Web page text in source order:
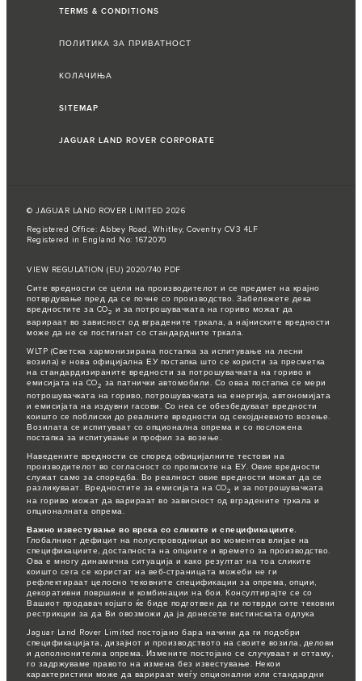
TERMS & CONDITIONS
ПОЛИТИКА ЗА ПРИВАТНОСТ
КОЛАЧИЊА
SITEMAP
JAGUAR LAND ROVER CORPORATE
© JAGUAR LAND ROVER LIMITED 2026
Registered Office: Abbey Road, Whitley, Coventry CV3 4LF
Registered in England No: 1672070
VIEW REGULATION (EU) 2020/740 PDF
Сите вредности се цели на производителот и се предмет на крајно
потврдување пред да се почне со производство. Забележете дека
вредностите за CO2 и за потрошувачката на гориво можат да
варираат во зависност од вградените тркала, а најниските вредности
може да не се постигнат со стандардните тркала.
WLTP (Светска хармонизирана постапка за испитување на лесни
возила) е нова официјална ЕУ постапка што се користи за пресметка
на стандардизираните вредности за потрошувачката на гориво и
емисијата на CO2 за патнички автомобили. Со оваа постапка се мери
потрошувачката на гориво, потрошувачката на енергија, автономијата
и емисијата на издувни гасови. Со неа се обезбедуваат вредности
коишто се поблиски до реалните вредности од секојдневното возење.
Возилата се испитуваат со опционална опрема и со посложена
постапка за испитување и профил за возење.
Наведените вредности се според официјалните тестови на
производителот во согласност со прописите на ЕУ. Овие вредности
служат само за споредба. Во реалност овие вредности можат да се
разликуваат. Вредностите за емисијата на CO2 и за потрошувачката
на гориво можат да варираат во зависност од вградените тркала и
опционалната опрема.
Важно известување во врска со сликите и спецификациите.
Глобалниот дефицит на полуспроводници во моментов влијае на
спецификациите, достапноста на опциите и времето за производство.
Ова е многу динамична ситуација и како резултат на тоа сликите
коишто сега се користат на веб-страницата можеби не ги
рефлектираат целосно тековните спецификации за опрема, опции,
декоративни површини и комбинации на бои. Консултирајте се со
Вашиот продавач којшто ќе биде подготвен да ги потврди сите тековни
рестрикции за да Ви овозможи да ја донесете вистинската одлука
Jaguar Land Rover Limited постојано бара начини да ги подобри
спецификацијата, дизајнот и производството на своите возила, делови
и дополнонителна опрема. Измените постојано се случуваат и оттаму,
го задржуваме правото на измена без известување. Некои
карактеристики може да варираат меѓу опционални или стандардни